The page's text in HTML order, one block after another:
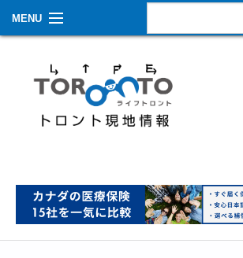
MENU
生活情報
その他
イベントカレンダー